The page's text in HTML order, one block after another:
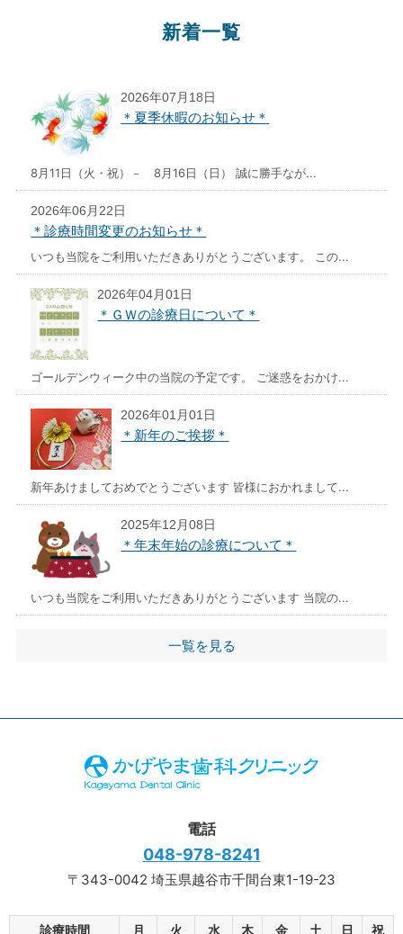
新着一覧
2026年07月18日
＊夏季休暇のお知らせ＊
8月11日（火・祝）－ 8月16日（日） 誠に勝手なが...
2026年06月22日
＊診療時間変更のお知らせ＊
いつも当院をご利用いただきありがとうございます。 この...
2026年04月01日
＊ＧＷの診療日について＊
ゴールデンウィーク中の当院の予定です。 ご迷惑をおかけ...
2026年01月01日
＊新年のご挨拶＊
新年あけましておめでとうございます 皆様におかれまして...
2025年12月08日
＊年末年始の診療について＊
いつも当院をご利用いただきありがとうございます 当院の...
一覧を見る
電話
048-978-8241
〒343-0042 埼玉県越谷市千間台東1-19-23
診療時間 月 火 水 木 金 土 日 祝